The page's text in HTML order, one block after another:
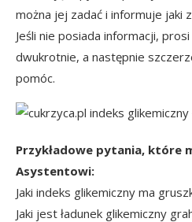
można jej zadać i informuje jaki
Jeśli nie posiada informacji,
dwukrotnie, a następnie
pomóc.
Przykładowe pytania, które
Asystentowi:
Jaki indeks glikemiczny ma
Jaki jest ładunek glikemiczny